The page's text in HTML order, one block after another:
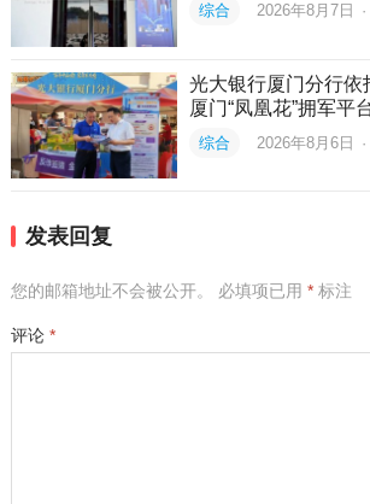
综合 2026年8月7日 ·
光大银行厦门分行依
厦门“凤凰花”拥军平
综合 2026年8月6日 ·
发表回复
您的邮箱地址不会被公开。 必填项已用 *标注
评论 *